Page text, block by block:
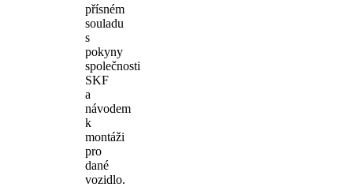
přísném
souladu
s
pokyny
společnosti
SKF
a
návodem
k
montáži
pro
dané
vozidlo.